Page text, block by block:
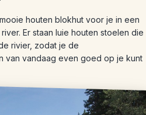
houten blokhut voor je in een
Er staan luie houten stoelen die
rivier, zodat je de
van vandaag even goed op je kunt